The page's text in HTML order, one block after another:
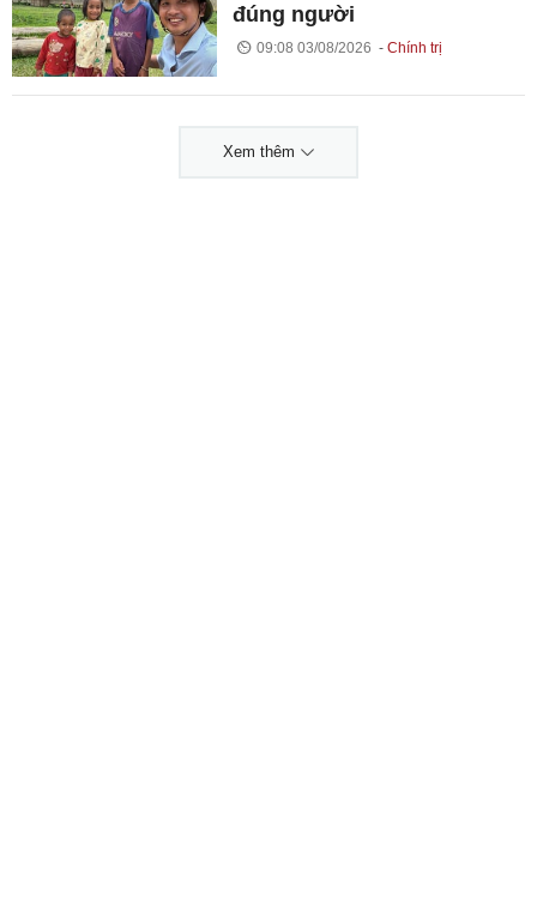
đúng người
09:08 03/08/2026 Chính trị
Xem thêm